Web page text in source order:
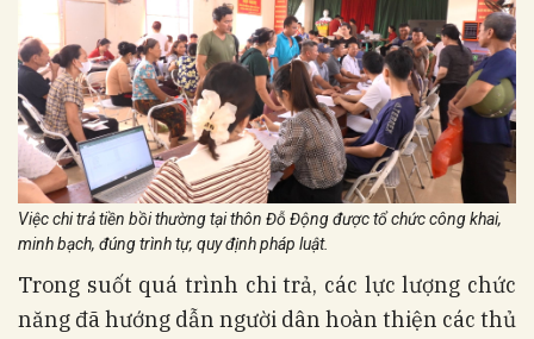
Việc chi trả tiền bồi thường tại thôn Đỗ Động được tổ chức công khai,
minh bạch, đúng trình tự, quy định pháp luật.
Trong suốt quá trình chi trả, các lực lượng chức
năng đã hướng dẫn người dân hoàn thiện các thủ